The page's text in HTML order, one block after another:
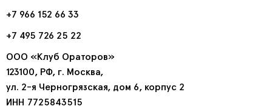
+7 966 152 66 33
+7 495 726 25 22
ООО «Клуб Ораторов»
123100, РФ, г. Москва,
ул. 2-я Черногрязская, дом 6, корпус 2
ИНН 7725843515